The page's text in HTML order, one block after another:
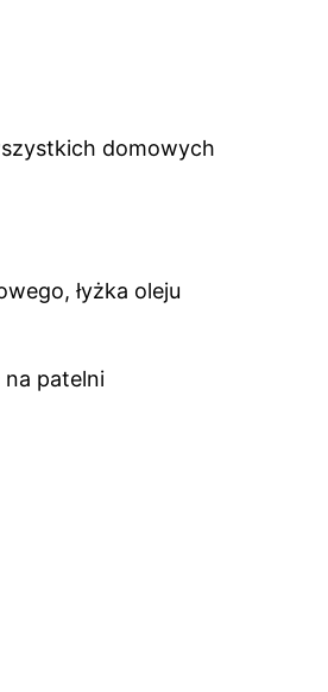
domowych
łyżka oleju
na patelni